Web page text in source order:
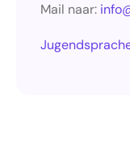
Mail naar: